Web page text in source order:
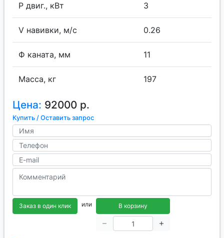
P двиг., кВт 3
V навивки, м/с 0.26
Ф каната, мм 11
Масса, кг 197
Цена: 92000 р.
Купить / Оставить запрос
Заказ в один клик или В корзину